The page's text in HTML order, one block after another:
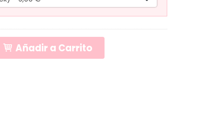
Añadir a Carrito